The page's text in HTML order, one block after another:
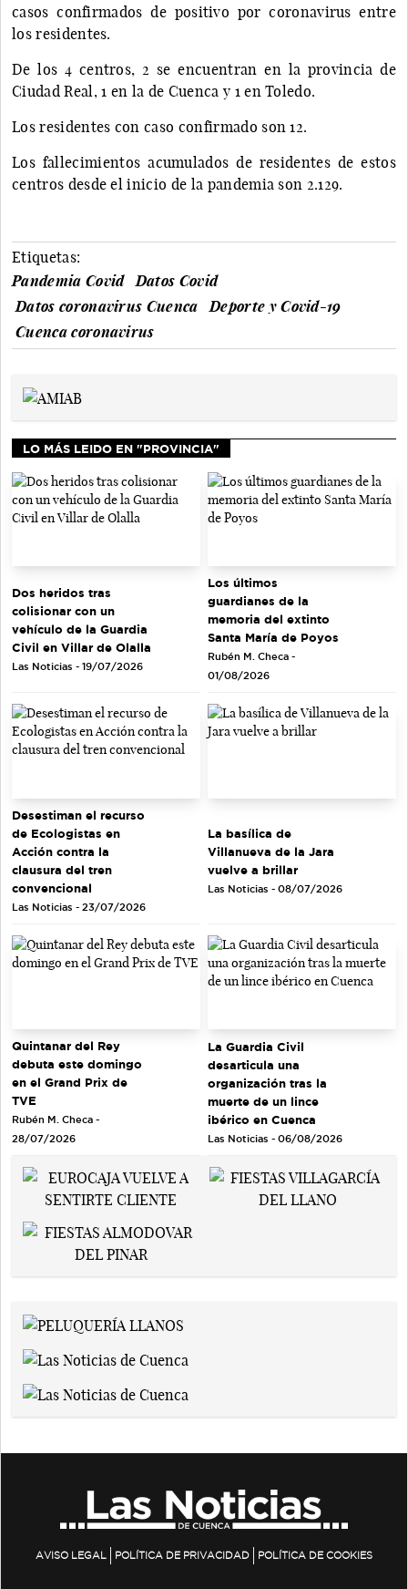
casos confirmados de positivo por coronavirus entre
los residentes.
De los 4 centros, 2 se encuentran en la provincia de
Ciudad Real, 1 en la de Cuenca y 1 en Toledo.
Los residentes con caso confirmado son 12.
Los fallecimientos acumulados de residentes de estos
centros desde el inicio de la pandemia son 2.129.
Etiquetas:
Pandemia Covid
Datos Covid
Datos coronavirus Cuenca
Deporte y Covid-19
Cuenca coronavirus
LO MÁS LEIDO EN "PROVINCIA"
Dos heridos tras
colisionar con un
vehículo de la Guardia
Civil en Villar de Olalla
Las Noticias - 19/07/2026
Los últimos
guardianes de la
memoria del extinto
Santa María de Poyos
Rubén M. Checa -
01/08/2026
Desestiman el recurso
de Ecologistas en
Acción contra la
clausura del tren
convencional
Las Noticias - 23/07/2026
La basílica de
Villanueva de la Jara
vuelve a brillar
Las Noticias - 08/07/2026
Quintanar del Rey
debuta este domingo
en el Grand Prix de
TVE
Rubén M. Checa -
28/07/2026
La Guardia Civil
desarticula una
organización tras la
muerte de un lince
ibérico en Cuenca
Las Noticias - 06/08/2026
AVISO LEGAL POLÍTICA DE PRIVACIDAD POLÍTICA DE COOKIES